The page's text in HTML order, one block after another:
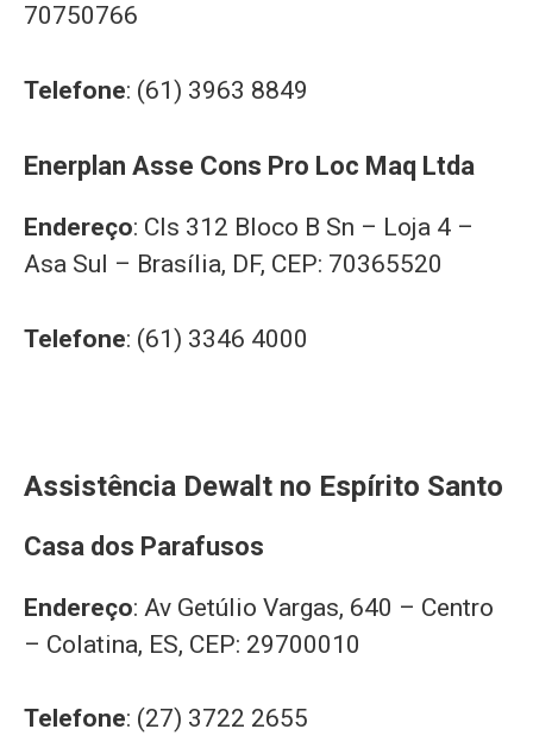
70750766
Telefone: (61) 3963 8849
Enerplan Asse Cons Pro Loc Maq Ltda
Endereço: Cls 312 Bloco B Sn – Loja 4 –
Asa Sul – Brasília, DF, CEP: 70365520
Telefone: (61) 3346 4000
Assistência Dewalt no Espírito Santo
Casa dos Parafusos
Endereço: Av Getúlio Vargas, 640 – Centro
– Colatina, ES, CEP: 29700010
Telefone: (27) 3722 2655